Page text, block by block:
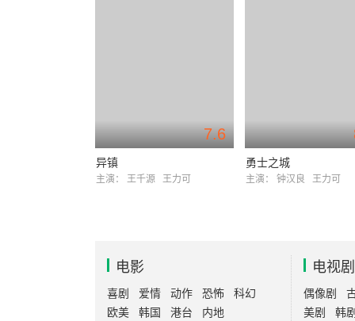
7.6
异镇
主演： 王千源 王力可
勇士之城
主演： 钟汉良 王力可
电影
喜剧 爱情 动作 恐怖
科幻
欧美
韩国 港台 内地
电视剧
偶像剧
美剧
韩